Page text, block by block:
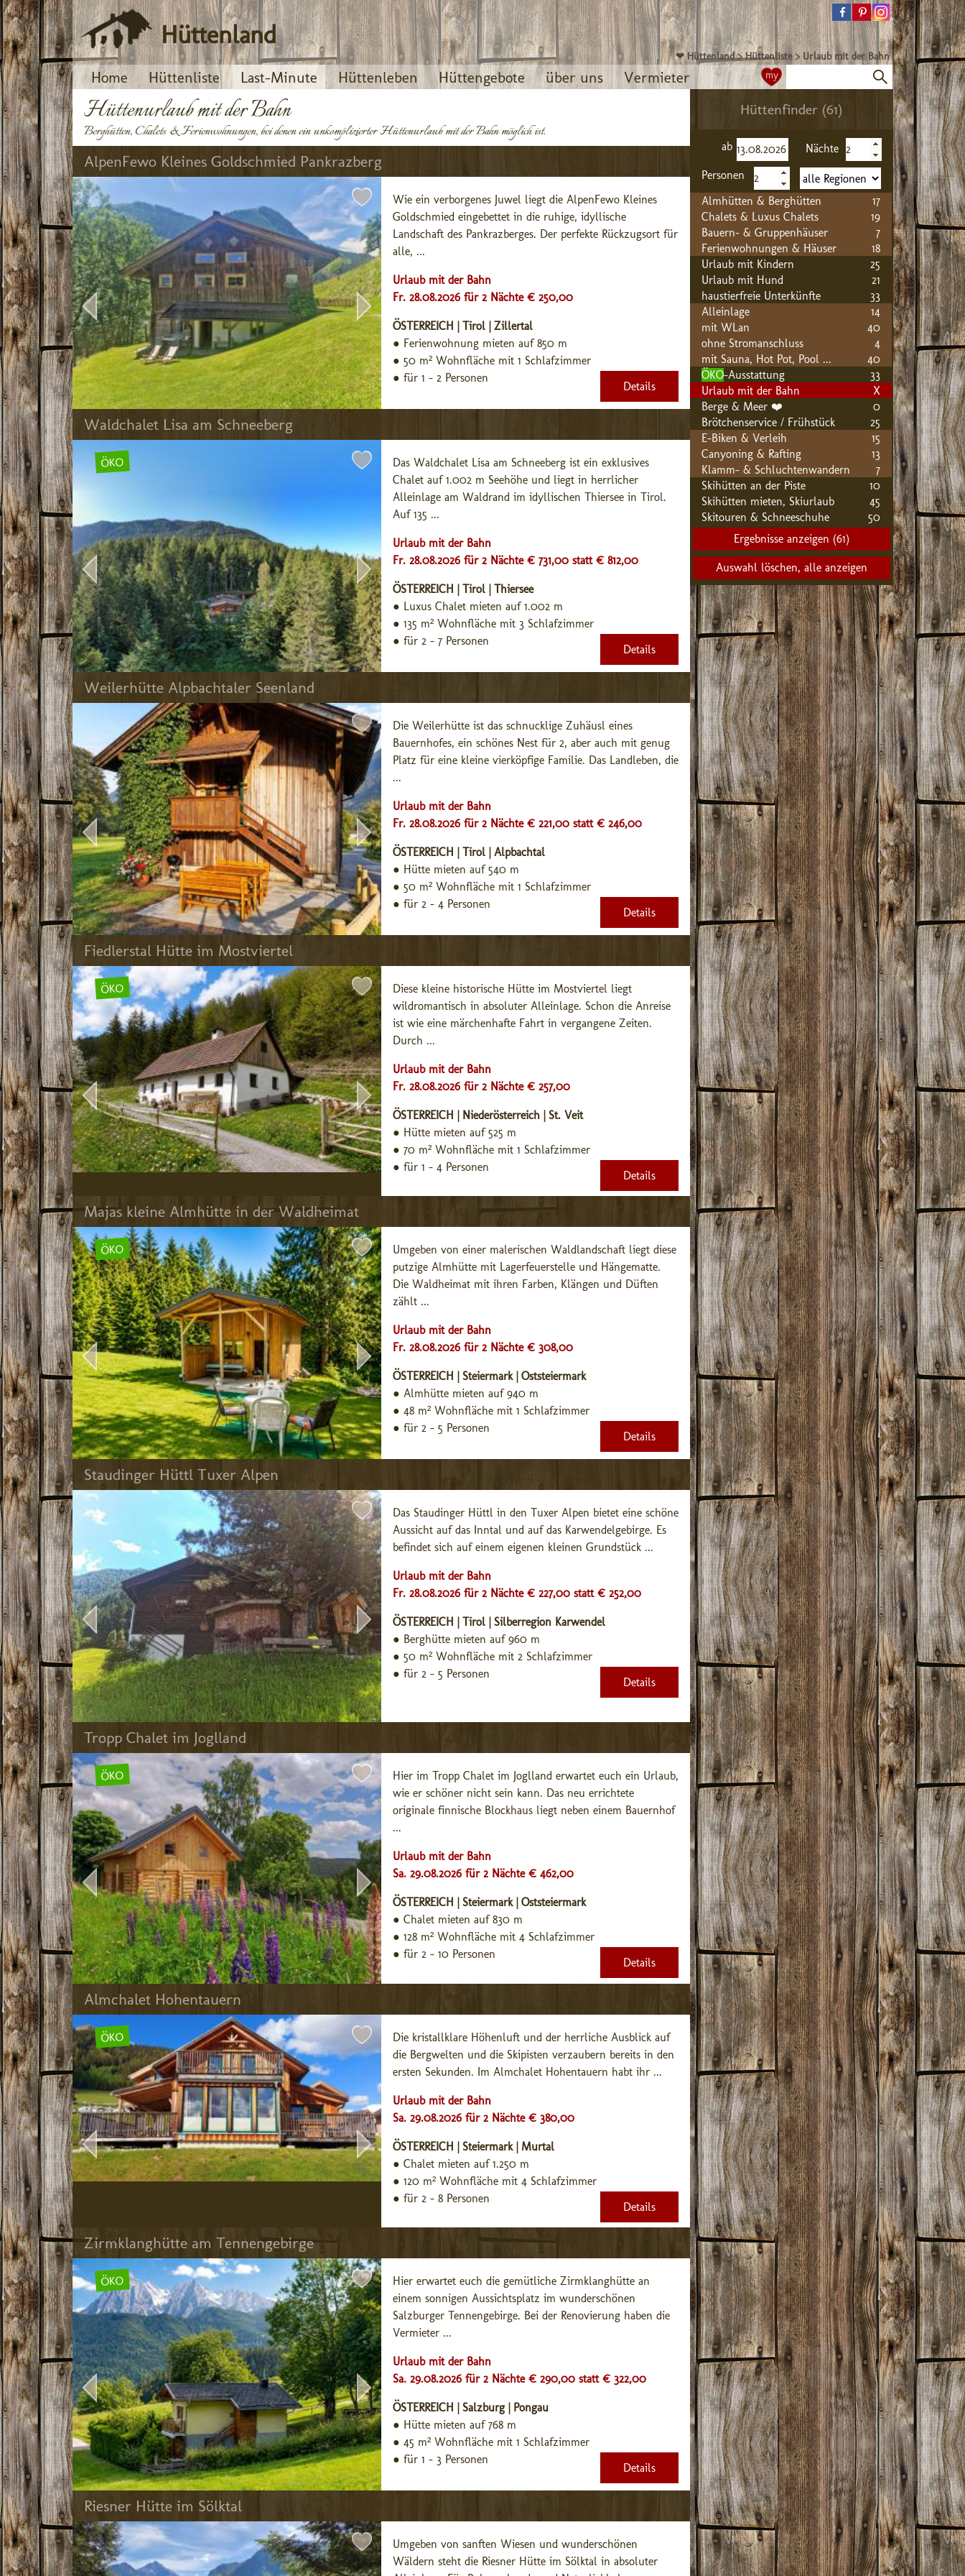
❤ Hüttenland >Hüttenliste > Urlaub mit der Bahn
Hüttenland
Home Hüttenliste Last-Minute Hüttenleben Hüttengebote über uns Vermieter my
Hüttenurlaub mit der Bahn
Berghütten, Chalets & Ferienwohnungen, bei denen ein unkomplizierter Hüttenurlaub mit der Bahn möglich ist.
AlpenFewo Kleines Goldschmied Pankrazberg
Wie ein verborgenes Juwel liegt die AlpenFewo Kleines
Goldschmied eingebettet in die ruhige, idyllische
Landschaft des Pankrazberges. Der perfekte Rückzugsort für
alle, ...
Urlaub mit der Bahn
Fr. 28.08.2026 für 2 Nächte € 250,00
ÖSTERREICH | Tirol | Zillertal
● Ferienwohnung mieten auf 850 m
● 50 m² Wohnfläche mit 1 Schlafzimmer
● für 1 - 2 Personen
Details
Waldchalet Lisa am Schneeberg
ÖKO
Das Waldchalet Lisa am Schneeberg ist ein exklusives
Chalet auf 1.002 m Seehöhe und liegt in herrlicher
Alleinlage am Waldrand im idyllischen Thiersee in Tirol.
Auf 135 ...
Urlaub mit der Bahn
Fr. 28.08.2026 für 2 Nächte € 731,00 statt € 812,00
ÖSTERREICH | Tirol | Thiersee
● Luxus Chalet mieten auf 1.002 m
● 135 m² Wohnfläche mit 3 Schlafzimmer
● für 2 - 7 Personen
Details
Weilerhütte Alpbachtaler Seenland
Die Weilerhütte ist das schnucklige Zuhäusl eines
Bauernhofes, ein schönes Nest für 2, aber auch mit genug
Platz für eine kleine vierköpfige Familie. Das Landleben, die
...
Urlaub mit der Bahn
Fr. 28.08.2026 für 2 Nächte € 221,00 statt € 246,00
ÖSTERREICH | Tirol | Alpbachtal
● Hütte mieten auf 540 m
● 50 m² Wohnfläche mit 1 Schlafzimmer
● für 2 - 4 Personen
Details
Fiedlerstal Hütte im Mostviertel
ÖKO
Diese kleine historische Hütte im Mostviertel liegt
wildromantisch in absoluter Alleinlage. Schon die Anreise
ist wie eine märchenhafte Fahrt in vergangene Zeiten.
Durch ...
Urlaub mit der Bahn
Fr. 28.08.2026 für 2 Nächte € 257,00
ÖSTERREICH | Niederösterreich | St. Veit
● Hütte mieten auf 525 m
● 70 m² Wohnfläche mit 1 Schlafzimmer
● für 1 - 4 Personen
Details
Majas kleine Almhütte in der Waldheimat
ÖKO
Umgeben von einer malerischen Waldlandschaft liegt diese
putzige Almhütte mit Lagerfeuerstelle und Hängematte.
Die Waldheimat mit ihren Farben, Klängen und Düften
zählt ...
Urlaub mit der Bahn
Fr. 28.08.2026 für 2 Nächte € 308,00
ÖSTERREICH | Steiermark | Oststeiermark
● Almhütte mieten auf 940 m
● 48 m² Wohnfläche mit 1 Schlafzimmer
● für 2 - 5 Personen
Details
Staudinger Hüttl Tuxer Alpen
Das Staudinger Hüttl in den Tuxer Alpen bietet eine schöne
Aussicht auf das Inntal und auf das Karwendelgebirge. Es
befindet sich auf einem eigenen kleinen Grundstück ...
Urlaub mit der Bahn
Fr. 28.08.2026 für 2 Nächte € 227,00 statt € 252,00
ÖSTERREICH | Tirol | Silberregion Karwendel
● Berghütte mieten auf 960 m
● 50 m² Wohnfläche mit 2 Schlafzimmer
● für 2 - 5 Personen
Details
Tropp Chalet im Joglland
ÖKO
Hier im Tropp Chalet im Joglland erwartet euch ein Urlaub,
wie er schöner nicht sein kann. Das neu errichtete
originale finnische Blockhaus liegt neben einem Bauernhof
...
Urlaub mit der Bahn
Sa. 29.08.2026 für 2 Nächte € 462,00
ÖSTERREICH | Steiermark | Oststeiermark
● Chalet mieten auf 830 m
● 128 m² Wohnfläche mit 4 Schlafzimmer
● für 2 - 10 Personen
Details
Almchalet Hohentauern
ÖKO
Die kristallklare Höhenluft und der herrliche Ausblick auf
die Bergwelten und die Skipisten verzaubern bereits in den
ersten Sekunden. Im Almchalet Hohentauern habt ihr ...
Urlaub mit der Bahn
Sa. 29.08.2026 für 2 Nächte € 380,00
ÖSTERREICH | Steiermark | Murtal
● Chalet mieten auf 1.250 m
● 120 m² Wohnfläche mit 4 Schlafzimmer
● für 2 - 8 Personen
Details
Zirmklanghütte am Tennengebirge
ÖKO
Hier erwartet euch die gemütliche Zirmklanghütte an
einem sonnigen Aussichtsplatz im wunderschönen
Salzburger Tennengebirge. Bei der Renovierung haben die
Vermieter ...
Urlaub mit der Bahn
Sa. 29.08.2026 für 2 Nächte € 290,00 statt € 322,00
ÖSTERREICH | Salzburg | Pongau
● Hütte mieten auf 768 m
● 45 m² Wohnfläche mit 1 Schlafzimmer
● für 1 - 3 Personen
Details
Riesner Hütte im Sölktal
Umgeben von sanften Wiesen und wunderschönen
Wäldern steht die Riesner Hütte im Sölktal in absoluter
Hüttenfinder (61)
ab
Nächte
Personen
Almhütten & Berghütten
17
Chalets & Luxus Chalets
19
Bauern- & Gruppenhäuser
7
Ferienwohnungen & Häuser
18
Urlaub mit Kindern
25
Urlaub mit Hund
21
haustierfreie Unterkünfte
33
Alleinlage
14
mit WLan
40
ohne Stromanschluss
4
mit Sauna, Hot Pot, Pool ...
40
ÖKO-Ausstattung
33
Urlaub mit der Bahn
X
Berge & Meer ❤️
0
Brötchenservice / Frühstück
25
E-Biken & Verleih
15
Canyoning & Rafting
13
Klamm- & Schluchtenwandern
7
Skihütten an der Piste
10
Skihütten mieten, Skiurlaub
45
Skitouren & Schneeschuhe
50